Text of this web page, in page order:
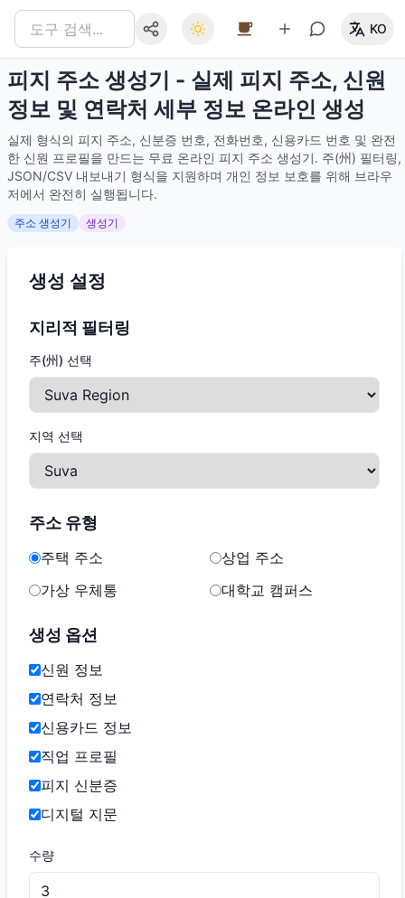
KO
피지 주소 생성기 - 실제 피지 주소, 신원
정보 및 연락처 세부 정보 온라인 생성
실제 형식의 피지 주소, 신분증 번호, 전화번호, 신용카드 번호 및 완전
한 신원 프로필을 만드는 무료 온라인 피지 주소 생성기. 주(州) 필터링,
JSON/CSV 내보내기 형식을 지원하며 개인 정보 보호를 위해 브라우
저에서 완전히 실행됩니다.
주소 생성기 생성기
생성 설정
지리적 필터링
주(州) 선택
지역 선택
주소 유형
주택 주소
상업 주소
가상 우체통
대학교 캠퍼스
생성 옵션
신원 정보
연락처 정보
신용카드 정보
직업 프로필
피지 신분증
디지털 지문
수량